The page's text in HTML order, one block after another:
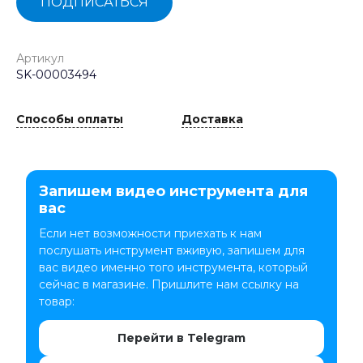
Артикул
SK-00003494
Способы оплаты Доставка
Запишем видео инструмента для
вас
Если нет возможности приехать к нам
послушать инструмент вживую, запишем для
вас видео именно того инструмента, который
сейчас в магазине. Пришлите нам ссылку на
товар:
Перейти в Telegram